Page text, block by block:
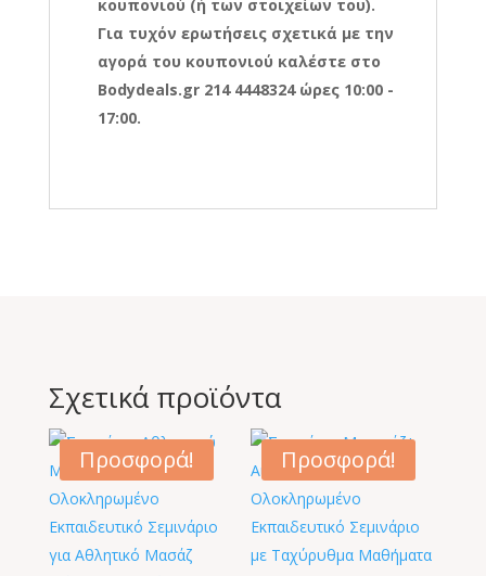
κουπονιού (ή των στοιχείων του).
Για τυχόν ερωτήσεις σχετικά με την
αγορά του κουπονιού καλέστε στο
Bodydeals.gr 214 4448324 ώρες 10:00 -
17:00.
Σχετικά προϊόντα
Προσφορά! Προσφορά!